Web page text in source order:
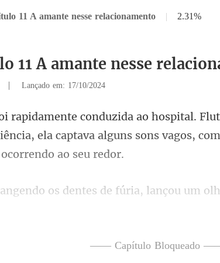
11 A amante nesse relacionamento | 2.31%
11 A amante nesse
| Lançado em: 17/10/2024
ela captava alguns sons va
lançou um
ssas você fez qu—— Capítulo Bloqueado